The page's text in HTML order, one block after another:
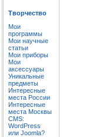
Творчество
Мои
программы
Мои научные
статьи
Мои приборы
Мои
аксессуары
Уникальные
предметы
Интересные
места России
Интересные
места Москвы
CMS:
WordPress
или Joomla?